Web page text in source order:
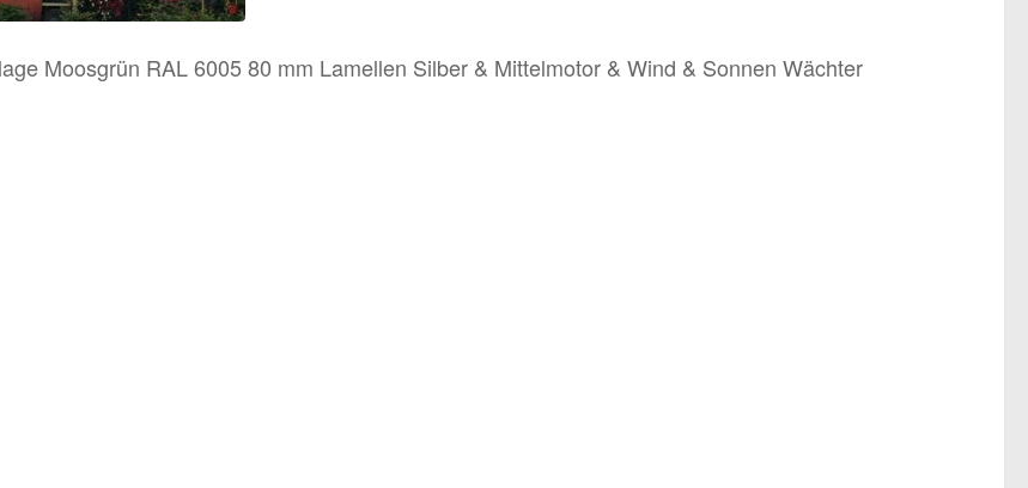
Moosgrün RAL 6005 80 mm Lamellen Silber & Mittelmotor & Wind & Sonnen Wächter